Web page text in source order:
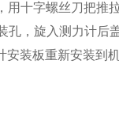
十字螺丝刀把
，旋入测力计后
装板重新安装到机